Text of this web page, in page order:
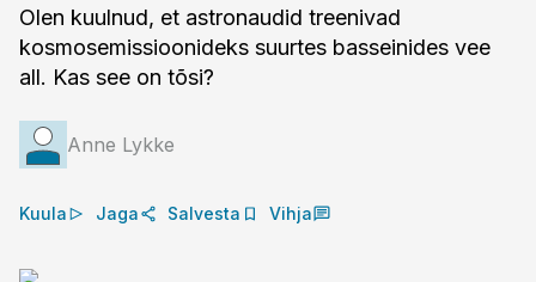
Olen kuulnud, et astronaudid treenivad
kosmosemissioonideks suurtes basseinides vee
all. Kas see on tõsi?
Anne Lykke
Kuula Jaga Salvesta Vihja